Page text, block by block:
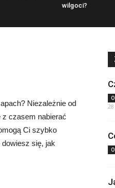
wilgoci?
Niezależnie od
z czasem nabierać
Ci szybko
się, jak